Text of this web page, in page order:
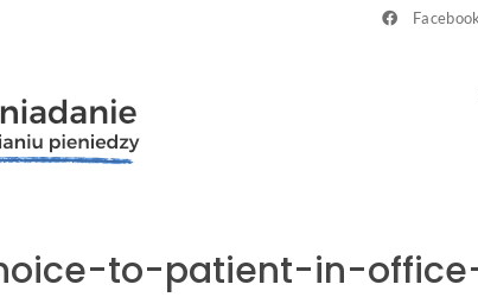
Facebook
to-patient-in-office-